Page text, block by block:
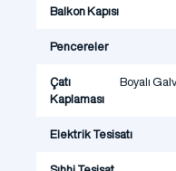
Balkon Kapısı
Pencereler
Çatı
Kaplaması
Boyalı
Elektrik Tesisatı